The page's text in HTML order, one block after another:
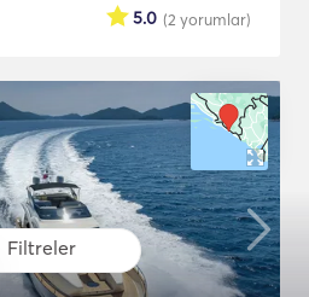
Filtreler
(2 yorumlar)
5.0